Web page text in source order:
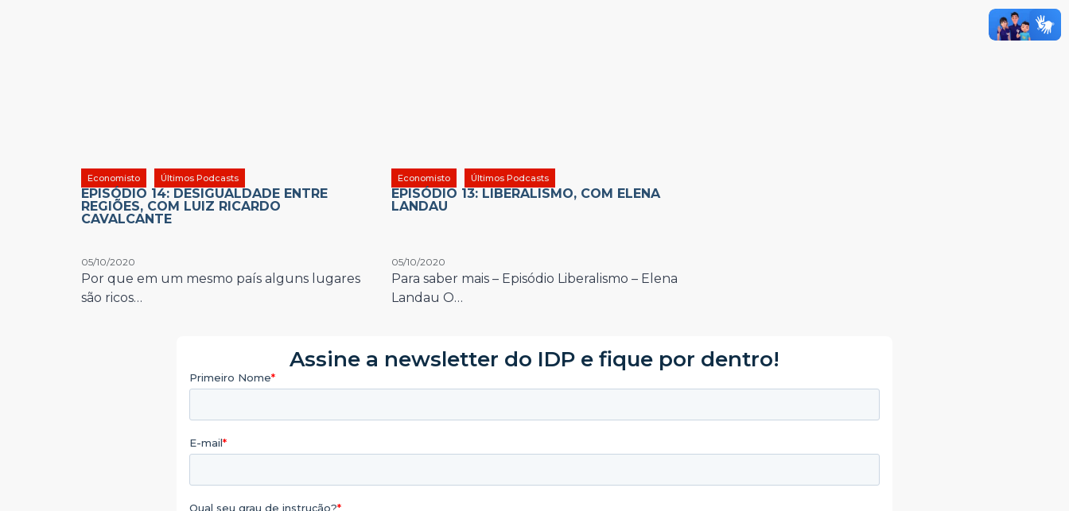
Economisto Últimos Podcasts
EPISÓDIO 14: DESIGUALDADE ENTRE
REGIÕES, COM LUIZ RICARDO
CAVALCANTE
05/10/2020
Por que em um mesmo país alguns lugares
são ricos…
Economisto Últimos Podcasts
EPISÓDIO 13: LIBERALISMO, COM ELENA
LANDAU
05/10/2020
Para saber mais – Episódio Liberalismo – Elena
Landau O…
Assine a newsletter do IDP e fique por dentro!